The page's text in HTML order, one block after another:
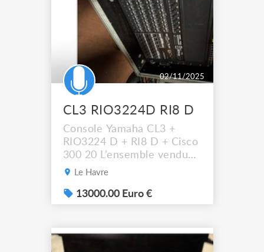
testée avant vente. - Idé...
02/11/2025
CL3 RIO3224D RI8 D
Console Yamaha CL3 +
RIO3224 D + RI8 D + Cisco
300 20 L’ensemble vendu
avec accessoires et flight
Le Havre
13000.00 Euro €